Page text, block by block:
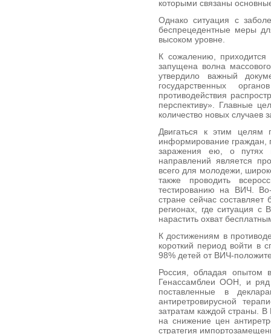
которыми связаны
Однако ситуация с
беспрецедентные меры
высоком уровне.
К сожалению,
запущена волна
утвердило важный
государственных
противодействия
перспективу». Главные
количество новых случаев
Двигаться к этим целям
информирование граждан,
заражения ею, о путях
направлений является
всего для молодежи,
также проводить
тестированию на ВИЧ.
стране сейчас
регионах, где ситуация
нарастить охват
К достижениям в
короткий период войти в
98% детей от ВИЧ-
Россия, обладая опытом
Генассамблеи ООН, и ряд
поставленные в
антиретровирусной
затратам каждой страны.
на снижение цен
стратегия